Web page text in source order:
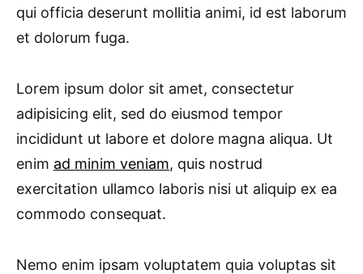
qui officia deserunt mollitia animi, id est laborum
et dolorum fuga.
Lorem ipsum dolor sit amet, consectetur
adipisicing elit, sed do eiusmod tempor
incididunt ut labore et dolore magna aliqua. Ut
enim ad minim veniam, quis nostrud
exercitation ullamco laboris nisi ut aliquip ex ea
commodo consequat.
Nemo enim ipsam voluptatem quia voluptas sit